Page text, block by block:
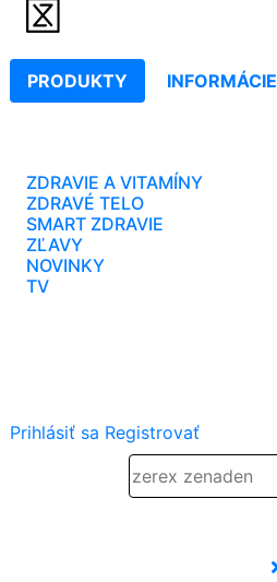
PRODUKTY INFORMÁCIE
ZDRAVIE A VITAMÍNY
ZDRAVÉ TELO
SMART ZDRAVIE
ZĽAVY
NOVINKY
TV
Prihlásiť sa Registrovať